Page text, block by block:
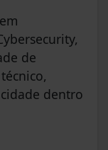
de
dentro